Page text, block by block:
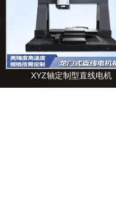
XYZ轴定制型直线电机